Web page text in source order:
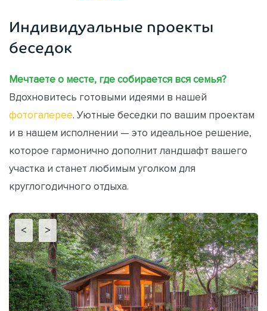
Индивидуальные проекты
беседок
Мечтаете о месте, где собирается вся семья?
Вдохновитесь готовыми идеями в нашей
фотогалерее . Уютные беседки по вашим проектам
и в нашем исполнении — это идеальное решение,
которое гармонично дополнит ландшафт вашего
участка и станет любимым уголком для
круглогодичного отдыха.
< >